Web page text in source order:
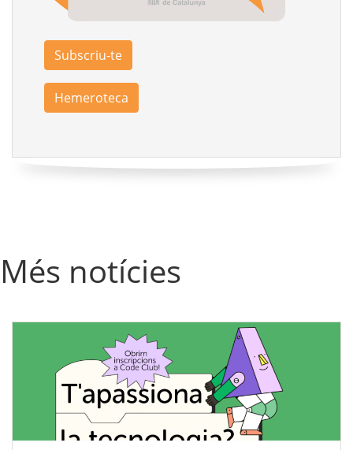
Subscriu-te
Hemeroteca
Més notícies